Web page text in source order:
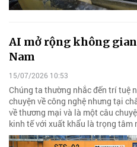
AI mở rộng không
Nam
15/07/2026 10:53
Chúng ta thường nhắc đến trí tuệ
chuyện về công nghệ nhưng tại
về thương mại và là một câu
kinh tế với xuất khẩu là trọng tâm